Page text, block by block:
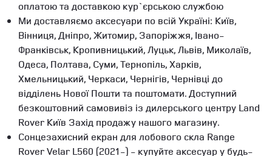
оплатою та доставкою кур`єрською службою
Ми доставляємо аксесуари по всій Україні: Київ,
Вінниця, Дніпро, Житомир, Запоріжжя, Івано-
Франківськ, Кропивницький, Луцьк, Львів, Миколаїв,
Одеса, Полтава, Суми, Тернопіль, Харків,
Хмельницький, Черкаси, Чернігів, Чернівці до
відділень Нової Пошти та поштомати. Доступний
безкоштовний самовивіз із дилерського центру Land
Rover Київ Захід продажу нашого магазину.
Сонцезахисний екран для лобового скла Range
Rover Velar L560 (2021-) - купуйте аксесуар у будь-